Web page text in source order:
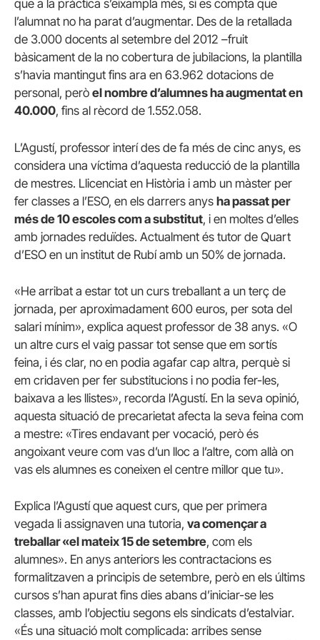
que a la pràctica s’eixampla més, si es compta que
l’alumnat no ha parat d’augmentar. Des de la retallada
de 3.000 docents al setembre del 2012 –fruit
bàsicament de la no cobertura de jubilacions, la plantilla
s’havia mantingut fins ara en 63.962 dotacions de
personal, però el nombre d’alumnes ha augmentat en
40.000, fins al rècord de 1.552.058.
L’Agustí, professor interí des de fa més de cinc anys, es
considera una víctima d’aquesta reducció de la plantilla
de mestres. Llicenciat en Història i amb un màster per
fer classes a l’ESO, en els darrers anys ha passat per
més de 10 escoles com a substitut, i en moltes d’elles
amb jornades reduïdes. Actualment és tutor de Quart
d’ESO en un institut de Rubí amb un 50% de jornada.
«He arribat a estar tot un curs treballant a un terç de
jornada, per aproximadament 600 euros, per sota del
salari mínim», explica aquest professor de 38 anys. «O
un altre curs el vaig passar tot sense que em sortís
feina, i és clar, no en podia agafar cap altra, perquè si
em cridaven per fer substitucions i no podia fer-les,
baixava a les llistes», recorda l’Agustí. En la seva opinió,
aquesta situació de precarietat afecta la seva feina com
a mestre: «Tires endavant per vocació, però és
angoixant veure com vas d’un lloc a l’altre, com allà on
vas els alumnes es coneixen el centre millor que tu».
Explica l’Agustí que aquest curs, que per primera
vegada li assignaven una tutoria, va començar a
treballar «el mateix 15 de setembre, com els
alumnes». En anys anteriors les contractacions es
formalitzaven a principis de setembre, però en els últims
cursos s’han apurat fins dies abans d’iniciar-se les
classes, amb l’objectiu segons els sindicats d’estalviar.
«És una situació molt complicada: arribes sense